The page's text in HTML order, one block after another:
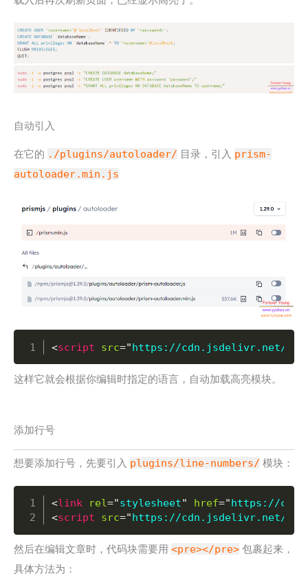
自动引入
在它的 ./plugins/autoloader/ 目录，引入 prism-
autoloader.min.js
<script src="https://cdn.jsdelivr.net/npm/
这样它就会根据你编辑时指定的语言，自动加载高亮模块。
添加行号
想要添加行号，先要引入 plugins/line-numbers/ 模块：
<link rel="stylesheet" href="https://
<script src="https://cdn.jsdelivr.net/npm/
Copy
然后在编辑文章时，代码块需要用 <pre></pre> 包裹起来，
具体方法为：